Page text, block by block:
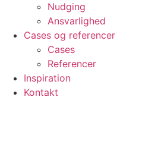
Nudging
Ansvarlighed
Cases og referencer
Cases
Referencer
Inspiration
Kontakt